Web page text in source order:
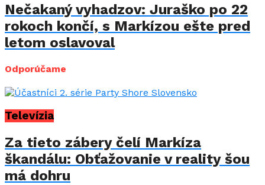
Nečakaný vyhadzov: Juraško po 22
rokoch končí, s Markízou ešte pred
letom oslavoval
Odporúčame
Televízia
Za tieto zábery čelí Markíza
škandálu: Obťažovanie v reality šou
má dohru